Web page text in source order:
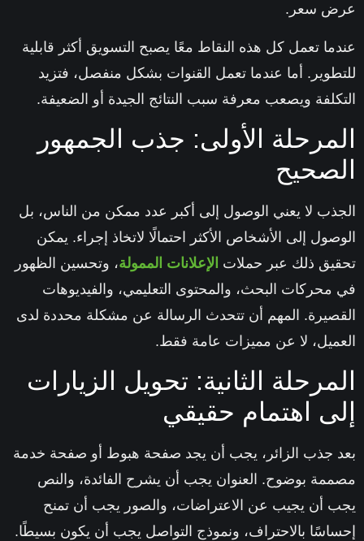
سعر.
تعمل كل هذه النقاط معًا يصبح التسويق أكثر قابلية
أما عندما تعمل القنوات بشكل منفصل، فتزيد
ويصعب معرفة سبب النتائج الجيدة أو الضعيفة.
الأولى: جذب الجمهور
لا يعني الوصول إلى أكبر عدد ممكن من الناس، بل
إلى الأشخاص الأكثر احتمالًا لاتخاذ إجراء. يمكن
ذلك عبر حملاتالإعلانات الممولة، وتحسين الظهور
البحث، والمحتوى التعليمي، والفيديوهات
المهم أن تتحدث الرسالة عن مشكلة محددة لدى
لا عن مميزات عامة فقط.
الثانية: تحويل الزيارات
اهتمام حقيقي
جذب الزائر، يجب أن يجد صفحة هبوط أو صفحة خدمة
بوضوح. العنوان يجب أن يشرح الفائدة، والنص
أن يجيب عن الاعتراضات، والصور يجب أن تمنح
بالاحتراف، ونموذج التواصل يجب أن يكون بسيطًا.